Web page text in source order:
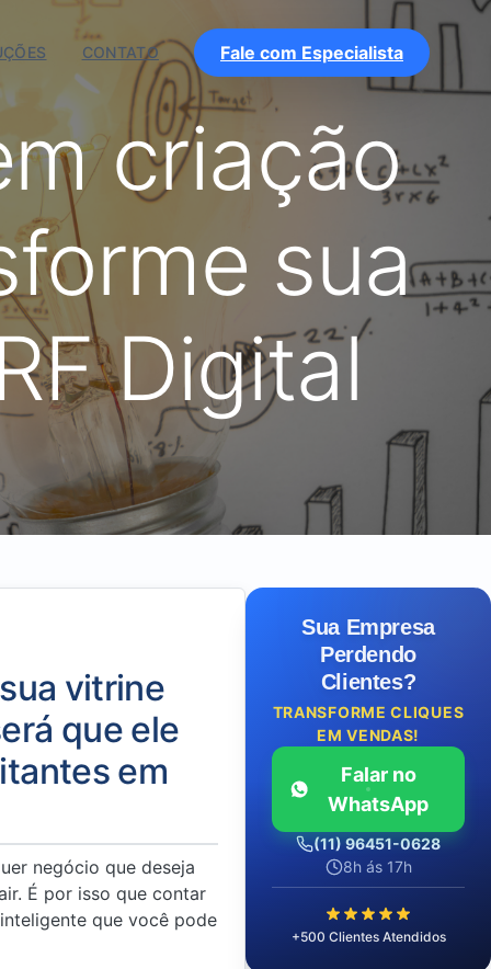
CONTATO Fale com Especialista
criação
sua
Digital
vitrine
que ele
em
negócio que deseja
É por isso que contar
que você pode
Sua Empresa
Perdendo
Clientes?
TRANSFORME CLIQUES
EM VENDAS!
Falar no
WhatsApp
(11) 96451-0628
8h ás 17h
+500 Clientes Atendidos